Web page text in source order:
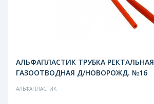
АЛЬФАПЛАСТИК ТРУБКА РЕКТАЛЬНАЯ
ГАЗООТВОДНАЯ Д/НОВОРОЖД. №16
АЛЬФАПЛАСТИК